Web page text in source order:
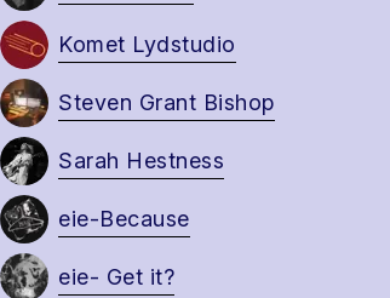
Komet Lydstudio
Steven Grant Bishop
Sarah Hestness
eie-Because
eie- Get it?